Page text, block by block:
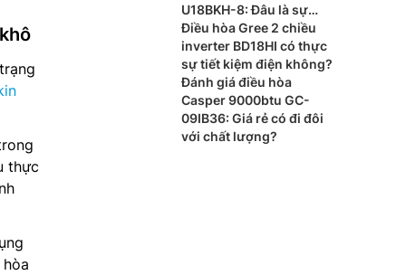
thực
U18BKH-8: Đâu là sự
khác biệt?
Điều hòa Gree 2 chiều
inverter BD18HI có thực
sự tiết kiệm điện không?
Đánh giá điều hòa
Casper 9000btu GC-
09IB36: Giá rẻ có đi đôi
với chất lượng?